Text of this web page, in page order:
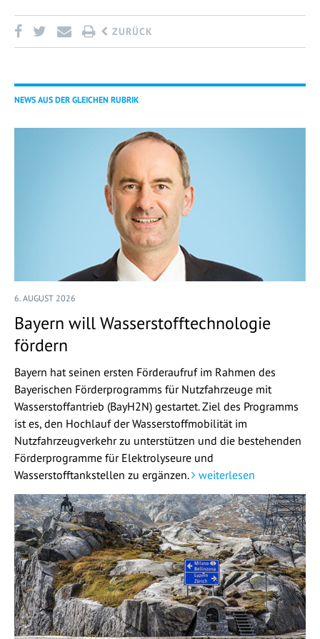
ZURÜCK
NEWS AUS DER GLEICHEN RUBRIK
6. AUGUST 2026
Bayern will Wasserstofftechnologie
fördern
Bayern hat seinen ersten Förderaufruf im Rahmen des
Bayerischen Förderprogramms für Nutzfahrzeuge mit
Wasserstoffantrieb (BayH2N) gestartet. Ziel des Programms
ist es, den Hochlauf der Wasserstoffmobilität im
Nutzfahrzeugverkehr zu unterstützen und die bestehenden
Förderprogramme für Elektrolyseure und
Wasserstofftankstellen zu ergänzen.
weiterlesen